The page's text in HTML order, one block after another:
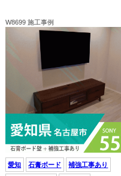
W8699 施工事例
愛知 石膏ボード 補強工事あり